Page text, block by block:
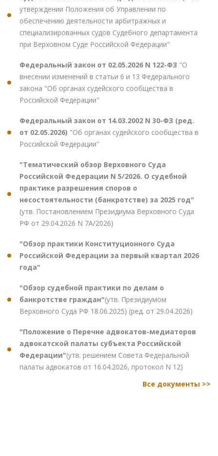
утверждении Положения об Управлении по
обеспечению деятельности арбитражных и
специализированных судов Судебного департамента
при Верховном Суде Российской Федерации"
Федеральный закон от 02.05.2026 N 122-ФЗ "О
внесении изменений в статьи 6 и 13 Федерального
закона "Об органах судейского сообщества в
Российской Федерации"
Федеральный закон от 14.03.2002 N 30-ФЗ (ред.
от 02.05.2026) "Об органах судейского сообщества в
Российской Федерации"
"Тематический обзор Верховного Суда
Российской Федерации N 5/2026. О судебной
практике разрешения споров о
несостоятельности (банкротстве) за 2025 год"
(утв. Постановлением Президиума Верховного Суда
РФ от 29.04.2026 N 7А/2026)
"Обзор практики Конституционного Суда
Российской Федерации за первый квартал 2026
года"
"Обзор судебной практики по делам о
банкротстве граждан"(утв. Президиумом
Верховного Суда РФ 18.06.2025) (ред. от 29.04.2026)
"Положение о Перечне адвокатов-медиаторов
адвокатской палаты субъекта Российской
Федерации"(утв. решением Совета Федеральной
палаты адвокатов от 16.04.2026, протокол N 12)
Все документы >>